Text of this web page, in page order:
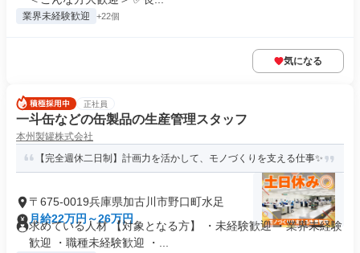
業界未経験歓迎 +22個
気になる
正社員
一斗缶などの缶製品の生産管理スタッフ
本州製罐株式会社
【完全週休二日制】計画力を活かして、モノづくりを支える仕事✨
〒675-0019兵庫県加古川市野口町水足
月給22万円～26万円
求めている人材 【対象となる方】 ・未経験歓迎 ・業界未経験
歓迎 ・職種未経験歓迎 ・...